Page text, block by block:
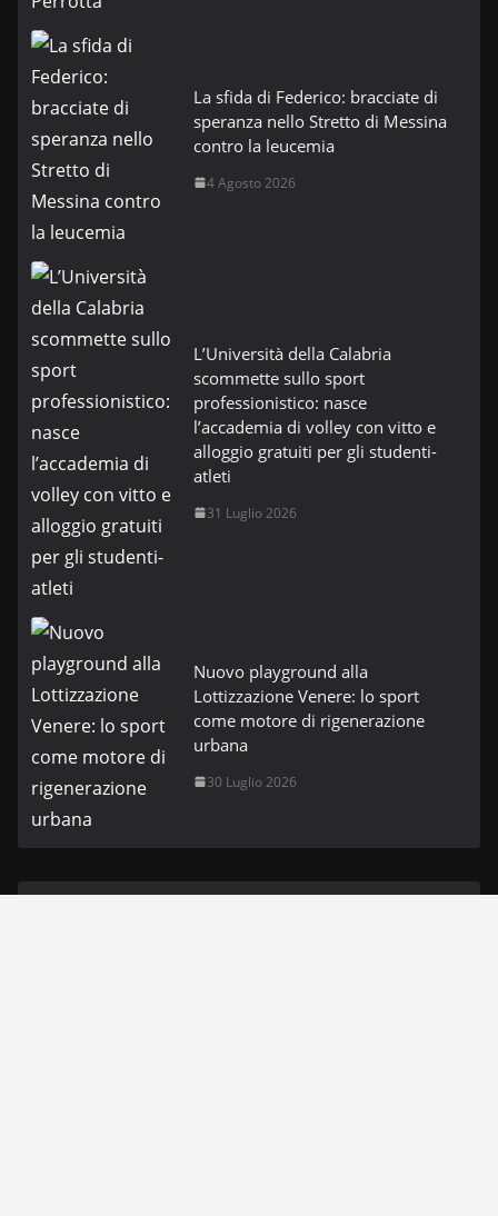
La sfida di Federico: bracciate di
speranza nello Stretto di Messina
contro la leucemia
4 Agosto 2026
L’Università della Calabria
scommette sullo sport
professionistico: nasce
l’accademia di volley con vitto e
alloggio gratuiti per gli studenti-
atleti
31 Luglio 2026
Nuovo playground alla
Lottizzazione Venere: lo sport
come motore di rigenerazione
urbana
30 Luglio 2026